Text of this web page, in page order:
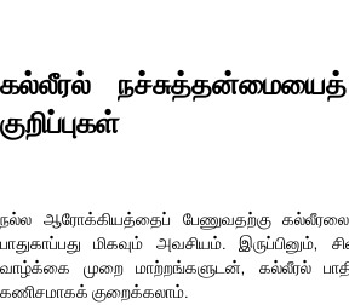
கல்லீரல்
குறிப்புகள்
நல்ல ஆரோக்கியத்தைப் பேணுவதற்கு கல்லீரலை
பாதுகாப்பது மிகவும் அவசியம். இருப்பினும்,
வாழ்க்கை முறை மாற்றங்களுடன், கல்லீரல்
கணிசமாகக் குறைக்கலாம்.